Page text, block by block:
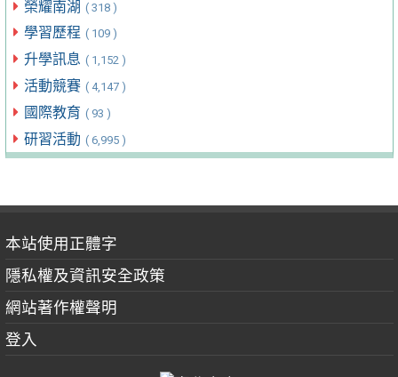
榮耀南湖 ( 318 )
學習歷程 ( 109 )
升學訊息 ( 1,152 )
活動競賽 ( 4,147 )
國際教育 ( 93 )
研習活動 ( 6,995 )
本站使用正體字
隱私權及資訊安全政策
網站著作權聲明
登入